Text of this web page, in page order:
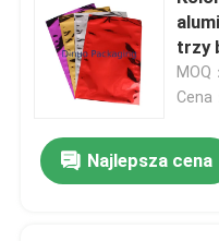
trzy
MOQ
Cena
Najlepsza cena